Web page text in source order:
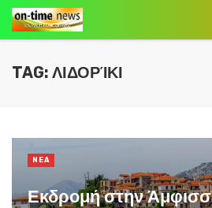
TAG: ΛΙΔΟΡΊΚΙ
Εκδρομή στην
NEA